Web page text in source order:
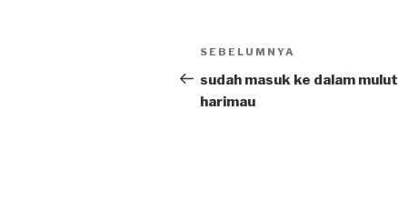
Post
navigation
Previous
Post
SEBELUMNYA
sudah masuk ke dalam mulut
harimau